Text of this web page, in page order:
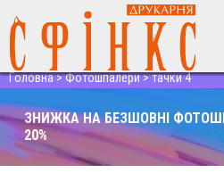
Головна>Фотошпалери>тачки 4
ЗНИЖКА НА БЕЗШОВНІ
20%